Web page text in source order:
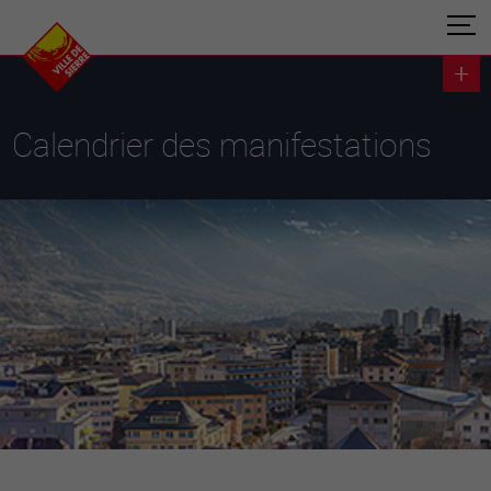
Calendrier des manifestations